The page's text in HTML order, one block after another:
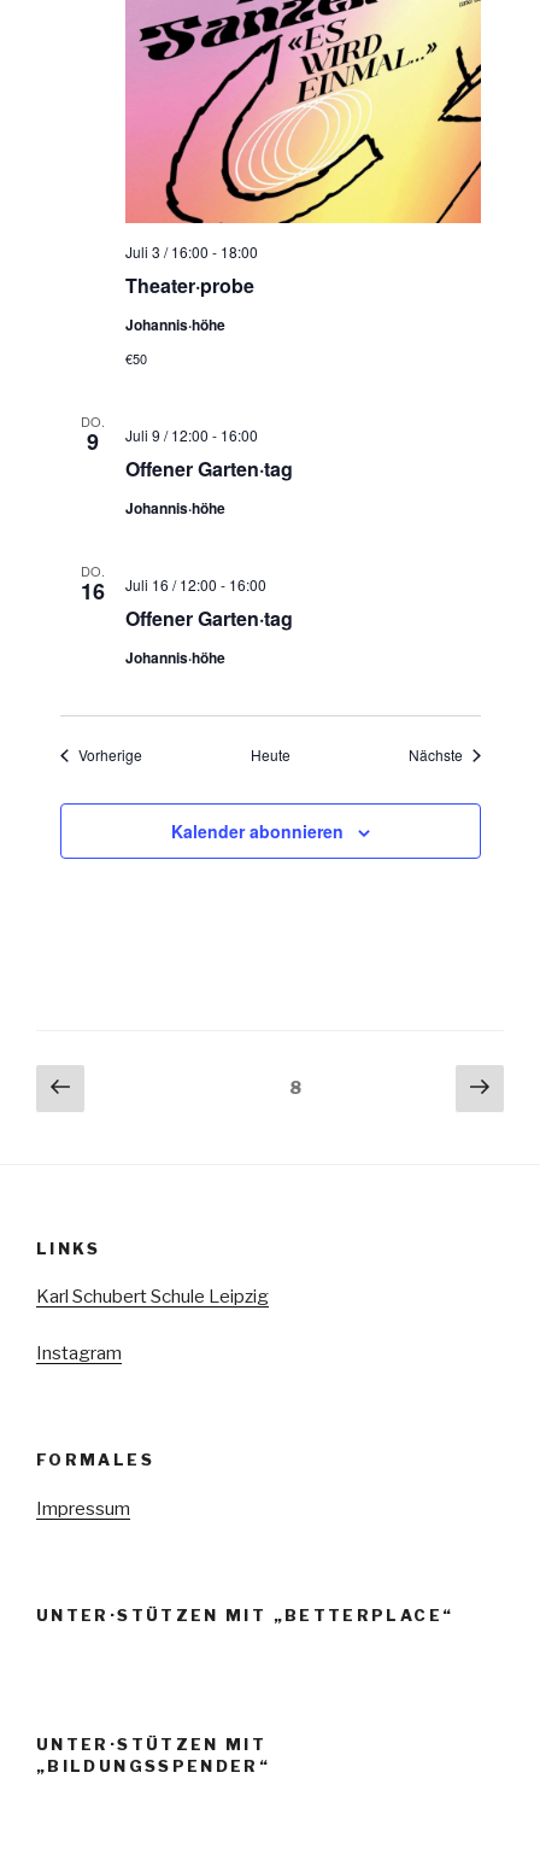
Theater·probe
Juli 3 / 16:00 - 18:00
Johannis·höhe
€50
DO.
9
Offener Garten·tag
Juli 9 / 12:00 - 16:00
Johannis·höhe
DO.
16
Offener Garten·tag
Juli 16 / 12:00 - 16:00
Johannis·höhe
VorherigeVeranstaltungen Heute Nächste
Kalender abonnieren
Seitennummerierung
der
Vorherige
Seite
8
LINKS
Karl Schubert Schule Leipzig
Instagram
FORMALES
Impressum
UNTER·STÜTZEN MIT „BETTERPLACE“
UNTER·STÜTZEN MIT
„BILDUNGSSPENDER“